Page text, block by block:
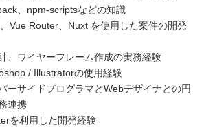
、npm-scriptsなどの知識
、Vue Router、Nuxt を使用した案件の開発
、ワイヤーフレーム作成の実務経験
/ Illustratorの使用経験
ーサイドプログラマとWebデザイナとの円
連携
を利用した開発経験